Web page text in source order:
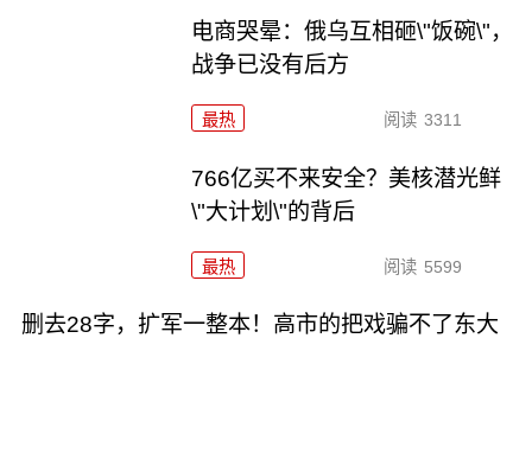
电商哭晕：俄乌互相砸\"饭碗\"，
战争已没有后方
最热 阅读 3311
766亿买不来安全？美核潜光鲜
\"大计划\"的背后
最热 阅读 5599
删去28字，扩军一整本！高市的把戏骗不了东大